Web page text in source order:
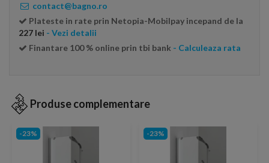
contact@bagno.ro
Plateste in rate prin Netopia-Mobilpay incepand de la
227 lei - Vezi detalii
Finantare 100 % online prin tbi bank - Calculeaza rata
Produse complementare
-23% -23%